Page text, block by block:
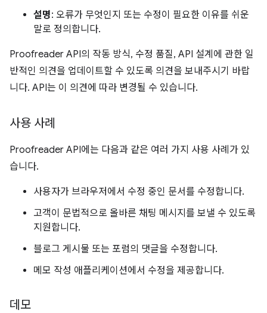
설명: 오류가 무엇인지 또는 수정이 필요한 이유를 쉬운
말로 정의합니다.
Proofreader API의 작동 방식, 수정 품질, API 설계에 관한 일
반적인 의견을 업데이트할 수 있도록 의견을 보내주시기 바랍
니다. API는 이 의견에 따라 변경될 수 있습니다.
사용 사례
Proofreader API에는 다음과 같은 여러 가지 사용 사례가 있
습니다.
사용자가 브라우저에서 수정 중인 문서를 수정합니다.
고객이 문법적으로 올바른 채팅 메시지를 보낼 수 있도록
지원합니다.
블로그 게시물 또는 포럼의 댓글을 수정합니다.
메모 작성 애플리케이션에서 수정을 제공합니다.
데모